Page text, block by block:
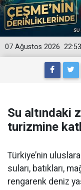
22:53
07 Ağustos 2026
Su altındaki
turizmine
Türkiye’nin
suları, batıkları,
rengarenk deniz